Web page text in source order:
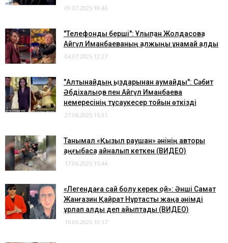
09.07.2025 18:46
"Телефонды берші": Ұлықпан Жолдасовқа
Айгүл Иманбаеваның қалжыңы ұнамай қалды
04.07.2025 12:27
"Алтынайдың қыздарынан аумайды": Сәбит
Әбдіхалықов пен Айгүл Иманбаева
немересінің тұсаукесер тойын өткізді
27.06.2025 15:31
Танымал «Қызыл раушан» әнінің авторы
қаңғыбасқа айналып кеткен (ВИДЕО)
17.06.2025 15:44
«Легендаға сай болу керек қой»: Әнші Самат
Жанғазин Қайрат Нұртасты жаңа әнімді
ұрлап алды деп айыптады (ВИДЕО)
16.06.2025 10:17